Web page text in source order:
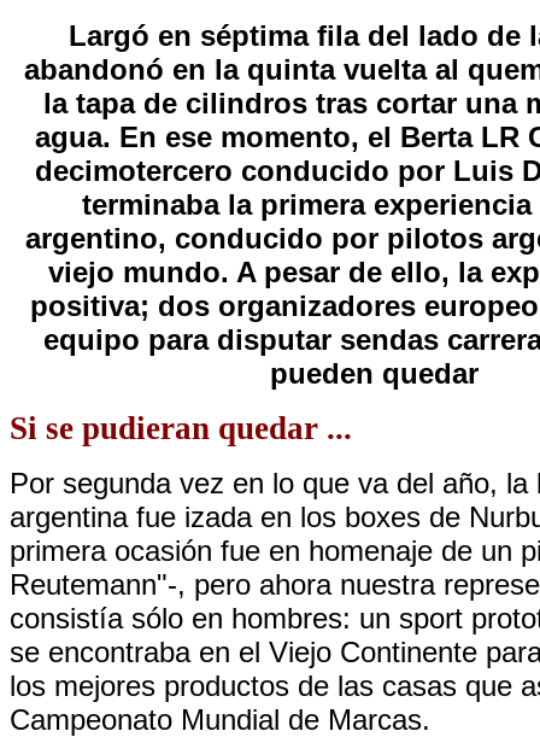
Largó en séptima fila del lado de
abandonó en la quinta vuelta al
la tapa de cilindros tras cortar una
agua. En ese momento, el Berta LR
decimotercero conducido por Luis
terminaba la primera experiencia
argentino, conducido por pilotos
viejo mundo. A pesar de ello, la
positiva; dos organizadores
equipo para disputar sendas
pueden quedar
Si se pudieran quedar ...
Por segunda vez en lo que va del año, la
argentina fue izada en los boxes de
primera ocasión fue en homenaje de un
Reutemann"-, pero ahora nuestra
consistía sólo en hombres: un sport
se encontraba en el Viejo Continente
los mejores productos de las casas que
Campeonato Mundial de Marcas.